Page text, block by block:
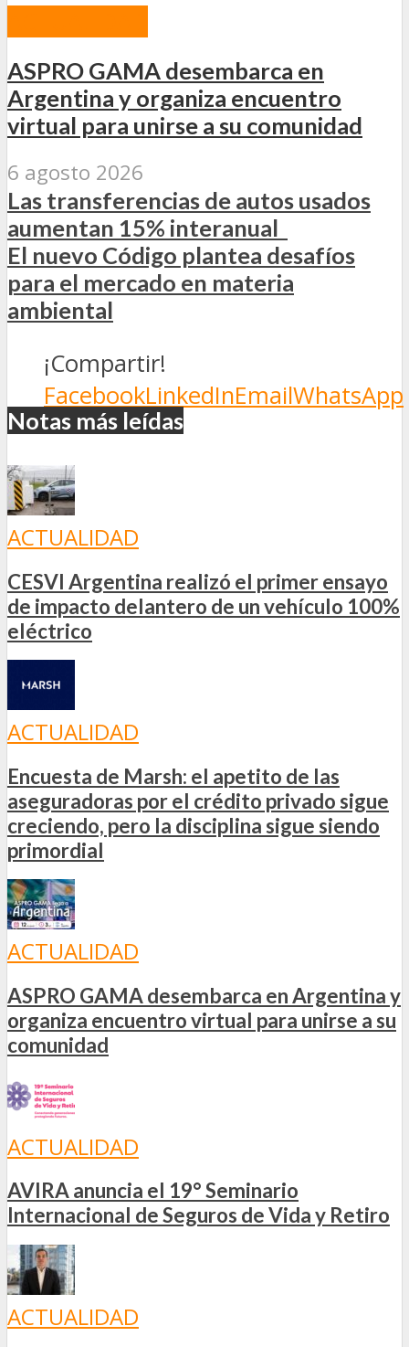
ASPRO GAMA desembarca en
Argentina y organiza encuentro
virtual para unirse a su comunidad
6 agosto 2026
Las transferencias de autos usados
aumentan 15% interanual
El nuevo Código plantea desafíos
para el mercado en materia
ambiental
¡Compartir!
FacebookLinkedInEmailWhatsApp
Notas más leídas
ACTUALIDAD
CESVI Argentina realizó el primer ensayo
de impacto delantero de un vehículo 100%
eléctrico
ACTUALIDAD
Encuesta de Marsh: el apetito de las
aseguradoras por el crédito privado sigue
creciendo, pero la disciplina sigue siendo
primordial
ACTUALIDAD
ASPRO GAMA desembarca en Argentina y
organiza encuentro virtual para unirse a su
comunidad
ACTUALIDAD
AVIRA anuncia el 19° Seminario
Internacional de Seguros de Vida y Retiro
ACTUALIDAD